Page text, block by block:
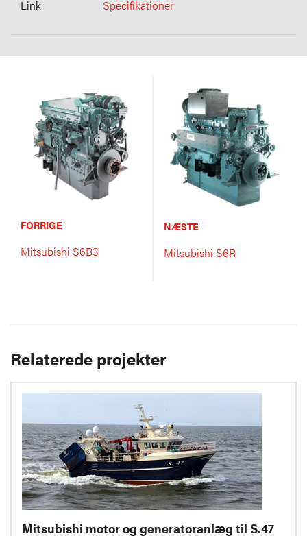
Specifikationer
FORRIGE
Mitsubishi S6B3
NÆSTE
Mitsubishi S6R
Relaterede projekter
Mitsubishi motor og generatoranlæg til S.47